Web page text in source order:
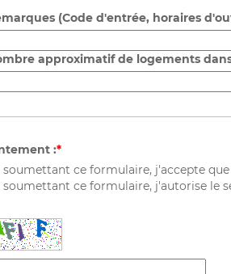
(Code d'entrée, horaires
approximatif de logements
:
soumettant ce formulaire, j'accepte
soumettant ce formulaire, j'autorise le